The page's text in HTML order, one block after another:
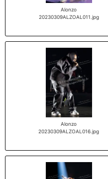
Alonzo
20230309ALZOAL011.jpg
Alonzo
20230309ALZOAL016.jpg